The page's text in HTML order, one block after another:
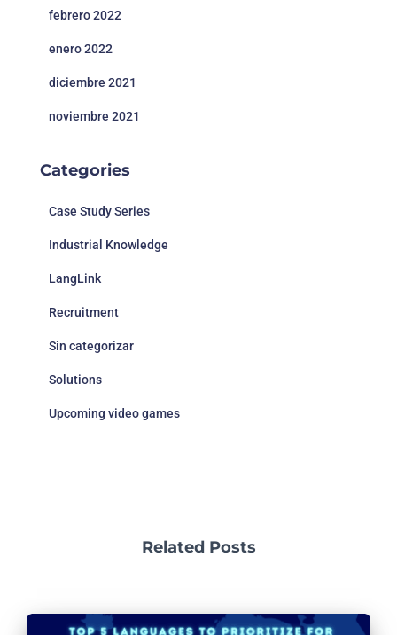
febrero 2022
enero 2022
diciembre 2021
noviembre 2021
Categories
Case Study Series
Industrial Knowledge
LangLink
Recruitment
Sin categorizar
Solutions
Upcoming video games
Related Posts